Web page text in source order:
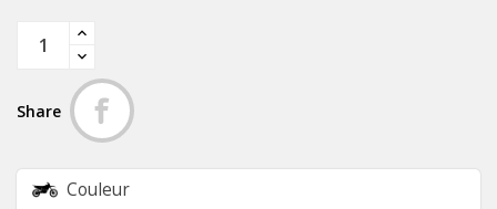
Share
Couleur